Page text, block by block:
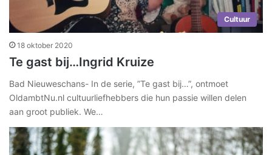
Cultuur
18 oktober 2020
Te gast bij…Ingrid Kruize
Bad Nieuweschans- In de serie, ”Te gast bij…”, ontmoet
OldambtNu.nl cultuurliefhebbers die hun passie willen delen
aan groot publiek. We…